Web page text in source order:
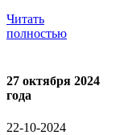
Читать
полностью
27 октября 2024
года
22-10-2024